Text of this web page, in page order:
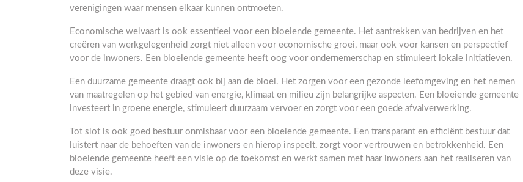
verenigingen waar mensen elkaar kunnen ontmoeten.
Economische welvaart is ook essentieel voor een bloeiende gemeente. Het aantrekken van bedrijven en het
creëren van werkgelegenheid zorgt niet alleen voor economische groei, maar ook voor kansen en perspectief
voor de inwoners. Een bloeiende gemeente heeft oog voor ondernemerschap en stimuleert lokale initiatieven.
Een duurzame gemeente draagt ook bij aan de bloei. Het zorgen voor een gezonde leefomgeving en het nemen
van maatregelen op het gebied van energie, klimaat en milieu zijn belangrijke aspecten. Een bloeiende gemeente
investeert in groene energie, stimuleert duurzaam vervoer en zorgt voor een goede afvalverwerking.
Tot slot is ook goed bestuur onmisbaar voor een bloeiende gemeente. Een transparant en efficiënt bestuur dat
luistert naar de behoeften van de inwoners en hierop inspeelt, zorgt voor vertrouwen en betrokkenheid. Een
bloeiende gemeente heeft een visie op de toekomst en werkt samen met haar inwoners aan het realiseren van
deze visie.